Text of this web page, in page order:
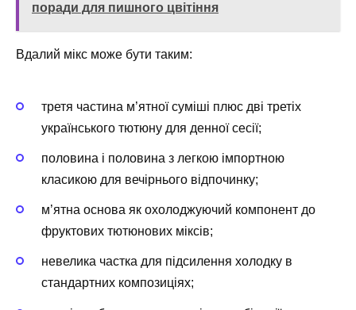
поради для пишного цвітіння
Вдалий мікс може бути таким:
третя частина м’ятної суміші плюс дві третіх
українського тютюну для денної сесії;
половина і половина з легкою імпортною
класикою для вечірнього відпочинку;
м’ятна основа як охолоджуючий компонент до
фруктових тютюнових міксів;
невелика частка для підсилення холодку в
стандартних композиціях;